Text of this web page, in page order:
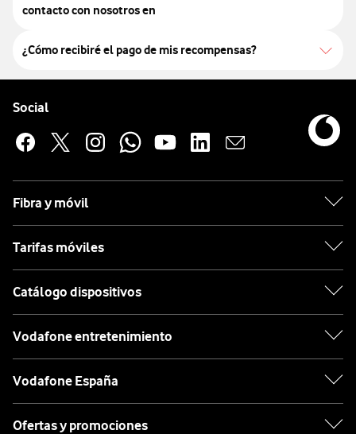
contacto con nosotros en
¿Cómo recibiré el pago de mis recompensas?
Social
Fibra y móvil
Tarifas móviles
Catálogo dispositivos
Vodafone entretenimiento
Vodafone España
Ofertas y promociones